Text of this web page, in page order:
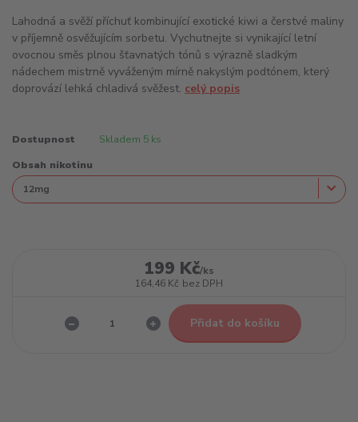
Lahodná a svěží příchuť kombinující exotické kiwi a čerstvé maliny
v příjemně osvěžujícím sorbetu. Vychutnejte si vynikající letní
ovocnou směs plnou šťavnatých tónů s výrazně sladkým
nádechem mistrně vyváženým mírně nakyslým podtónem, který
doprovází lehká chladivá svěžest. celý popis
Dostupnost Skladem 5 ks
Obsah nikotinu
199 Kč/ks
164,46 Kč bez DPH
Přidat do košíku